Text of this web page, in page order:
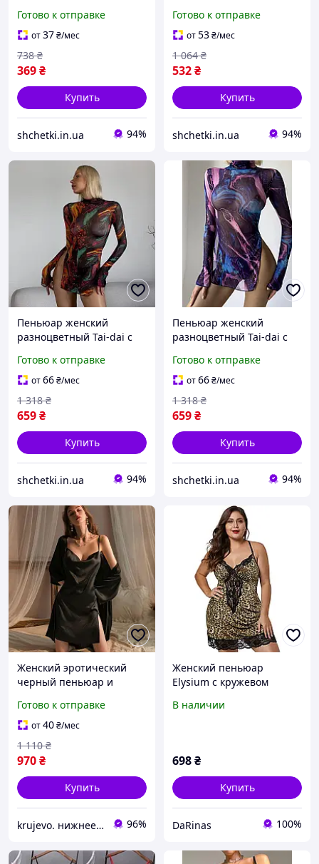
рубашка черный S
Готово к отправке
от37₴/мес
369₴
738 ₴
Купить
shchetki.in.ua 94%
трусики белый S
Готово к отправке
от53₴/мес
532₴
1 064 ₴
Купить
shchetki.in.ua 94%
Пеньюар женский
разноцветный Tai-dai с
комплекте огонь S
Готово к отправке
от66₴/мес
659₴
1 318 ₴
Купить
shchetki.in.ua 94%
Пеньюар женский
разноцветный Tai-dai с
комплекте космос S
Готово к отправке
от66₴/мес
659₴
1 318 ₴
Купить
shchetki.in.ua 94%
Женский эротический
черный пеньюар и
атласа с открытой
спинкой, атласный халат
с пеньюаром
Готово к отправке
от40₴/мес
970₴
1 110 ₴
Купить
krujevo. нижнее белье 96%
Женский пеньюар
Elysium с кружевом
В наличии
698₴
Купить
DaRinas 100%